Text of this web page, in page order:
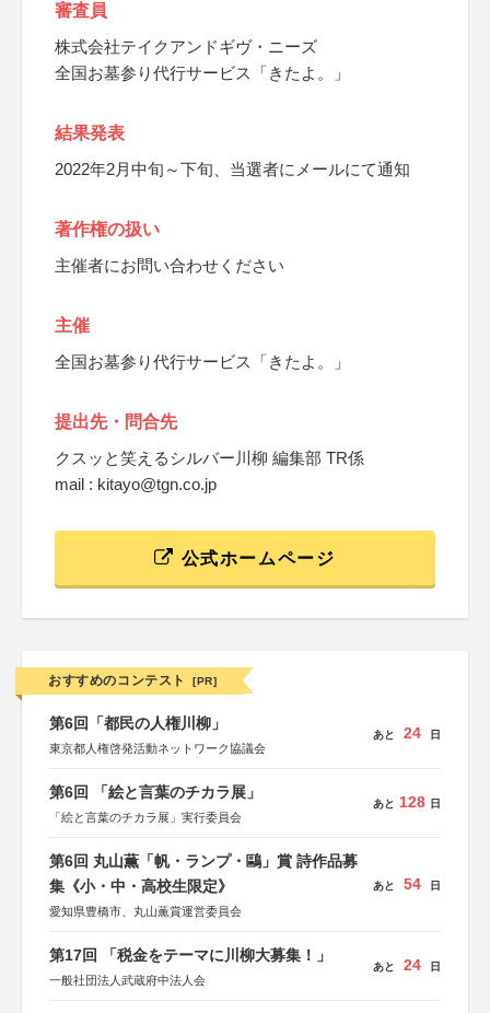
審査員
株式会社テイクアンドギヴ・ニーズ
全国お墓参り代行サービス「きたよ。」
結果発表
2022年2月中旬～下旬、当選者にメールにて通知
著作権の扱い
主催者にお問い合わせください
主催
全国お墓参り代行サービス「きたよ。」
提出先・問合先
クスッと笑えるシルバー川柳 編集部 TR係
mail : kitayo@tgn.co.jp
公式ホームページ
おすすめのコンテスト [PR]
第6回「都民の人権川柳」
東京都人権啓発活動ネットワーク協議会
あと 24 日
第6回 「絵と言葉のチカラ展」
「絵と言葉のチカラ展」実行委員会
あと 128 日
第6回 丸山薫「帆・ランプ・鷗」賞 詩作品募
集《小・中・高校生限定》
愛知県豊橋市、丸山薫賞運営委員会
あと 54 日
第17回 「税金をテーマに川柳大募集！」
一般社団法人武蔵府中法人会
あと 24 日